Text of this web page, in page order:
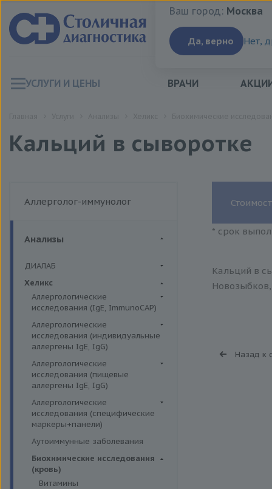
Ваш город:Москва
Ваш город: Москва
Да, верно Нет,
УСЛУГИ И ЦЕНЫ ВРАЧИ
Кальций в сыворотке
Аллерголог-иммунолог
Анализы
ДИАЛАБ
Биохимия крови
Хеликс
Аллергологические
исследования (IgE, ImmunoCAP)
Аллергены животных
Аллергены пыльцы
Бытовые аллергены
Пищевые аллегрены
Аллергологические
исследования (индивидуальные
аллергены IgE, IgG)
Аллергены гельминтов IgE
Аллергены деревьев IgE, IgG
Аллергены металлов IgE
Аллергены сорных трав IgE
Аллергены трав IgE
Бытовые аллергены IgE, IgG
Инсектные аллергены IgE
Аллергологические
исследования (пищевые
аллергены IgE, IgG)
Пищевые аллегрены IgE
Пищевые аллегрены IgG
Аллергологические
исследования (специфические
маркеры+панели)
Неспецифические маркеры
аллергических реакций
Определение специфических
иммуноглобулинов класса G
Аутоиммунные заболевания
Биохимические исследования
(кровь)
Витамины
* срок
Кальций в
Назад к